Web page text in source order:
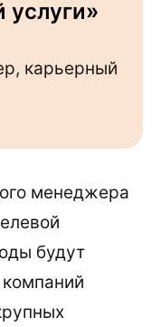
услуги»
карьерный
менеджера
будут